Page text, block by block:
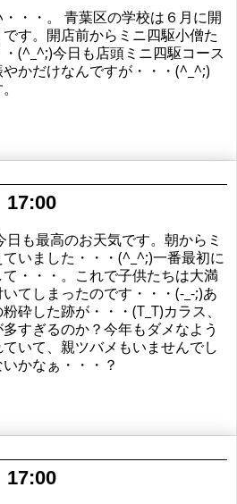
・・。 青葉区の学校は６月に開
す。開店前からミニ四駆小僧た
(^_^;)今日も店頭ミニ四駆コース
かだけなんですが・・・(^_^;)
17:00
も最高のお天気です。朝からミ
いました・・・(^_^;)一番最初に
・・・。これで子供たちは大満
てしまったのです・・・(-_-;)あ
砕した跡が・・・(T_T)カラス、
すぎるのか？今年もダメなよう
いて、親ツバメもいませんでし
かなぁ・・・？
17:00